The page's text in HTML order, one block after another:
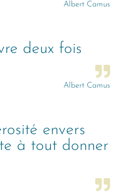
Albert Camus
deux fois
Albert Camus
envers
à tout donner